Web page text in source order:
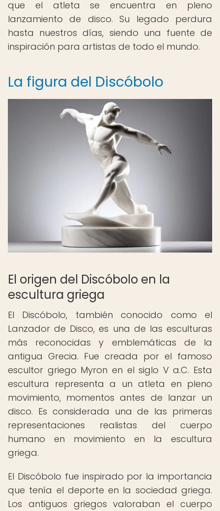
que el atleta se encuentra en pleno
lanzamiento de disco. Su legado perdura
hasta nuestros días, siendo una fuente de
inspiración para artistas de todo el mundo.
La figura del Discóbolo
El origen del Discóbolo en la
escultura griega
El Discóbolo, también conocido como el
Lanzador de Disco, es una de las esculturas
más reconocidas y emblemáticas de la
antigua Grecia. Fue creada por el famoso
escultor griego Myron en el siglo V a.C. Esta
escultura representa a un atleta en pleno
movimiento, momentos antes de lanzar un
disco. Es considerada una de las primeras
representaciones realistas del cuerpo
humano en movimiento en la escultura
griega.
El Discóbolo fue inspirado por la importancia
que tenía el deporte en la sociedad griega.
Los antiguos griegos valoraban el cuerpo